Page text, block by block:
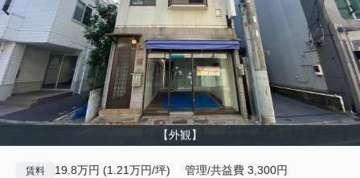
【外観】
賃料 19.8万円 (1.21万円/坪) 管理/共益費 3,300円